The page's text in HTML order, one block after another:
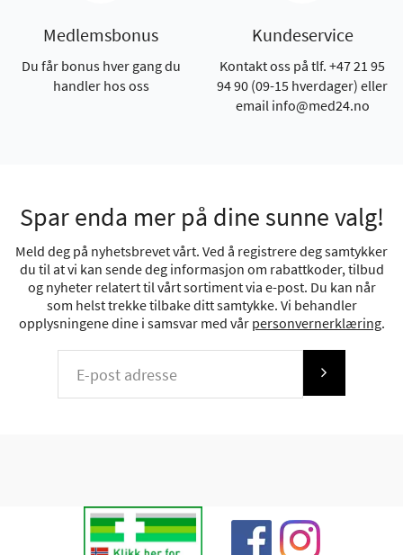
Medlemsbonus
Du får bonus hver gang du
handler hos oss
Kundeservice
Kontakt oss på tlf. +47 21 95
94 90 (09-15 hverdager) eller
email info@med24.no
Spar enda mer på dine sunne valg!
Meld deg på nyhetsbrevet vårt. Ved å registrere deg samtykker
du til at vi kan sende deg informasjon om rabattkoder, tilbud
og nyheter relatert til vårt sortiment via e-post. Du kan når
som helst trekke tilbake ditt samtykke. Vi behandler
opplysningene dine i samsvar med vår personvernerklæring.